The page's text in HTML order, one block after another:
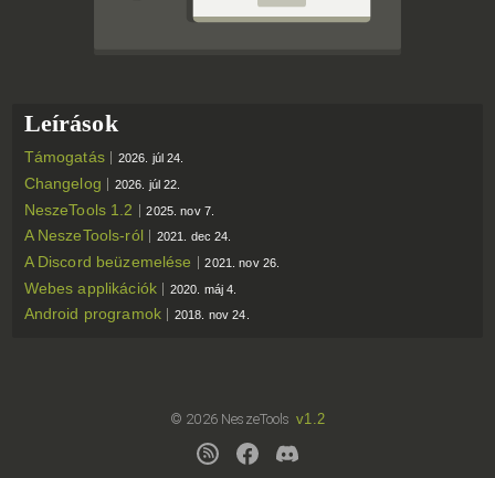
Leírások
Támogatás 2026. júl 24.
Changelog 2026. júl 22.
NeszeTools 1.2 2025. nov 7.
A NeszeTools-ról 2021. dec 24.
A Discord beüzemelése 2021. nov 26.
Webes applikációk 2020. máj 4.
Android programok 2018. nov 24.
© 2026 NeszeTools v1.2